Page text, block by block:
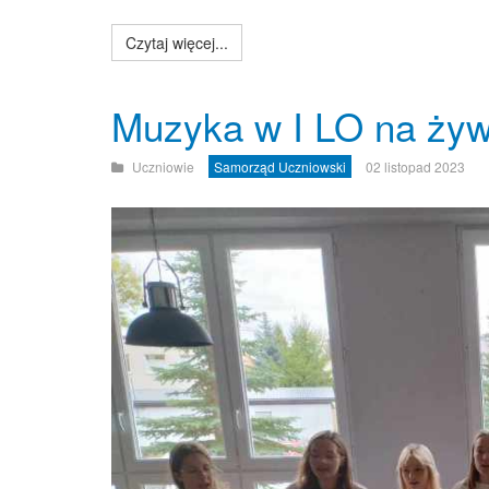
Czytaj więcej...
Muzyka w I LO na
Uczniowie Samorząd Uczniowski 02 listopad 2023